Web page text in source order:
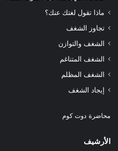
ماذا تقول لغتك عنك؟
تجاوز الشغف
الشغف والتوازن
الشغف المتناغم
الشغف المظلم
إيجاد الشغف
محاضرة دوت كوم
الأرشيف